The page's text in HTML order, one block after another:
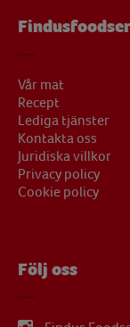
Vår mat
Recept
Lediga tjänster
Kontakta oss
Juridiska villkor
Privacy policy
Cookie policy
Följ oss